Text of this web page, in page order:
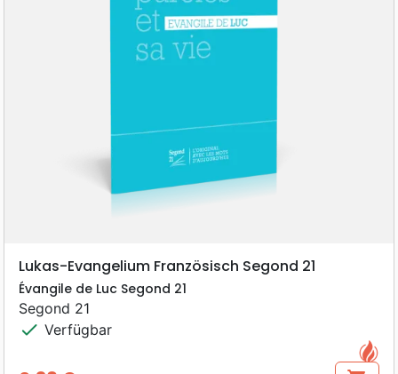
Lukas-Evangelium Französisch Segond 21
Évangile de Luc Segond 21
Segond 21
check Verfügbar